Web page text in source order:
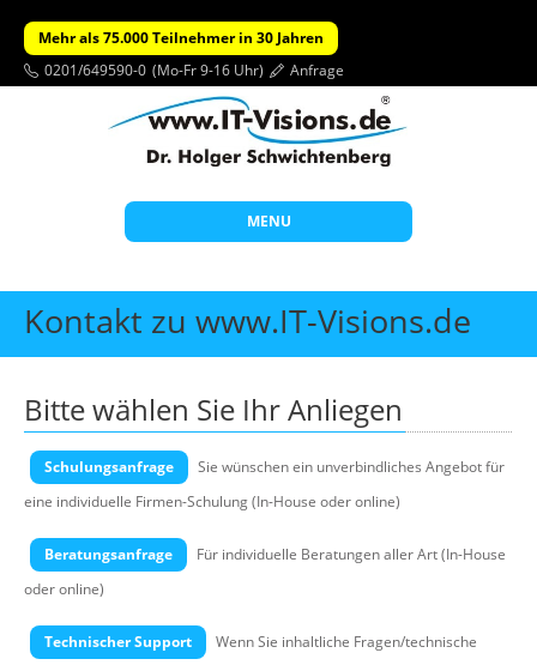
Mehr als 75.000 Teilnehmer in 30 Jahren
0201/649590-0 (Mo-Fr 9-16 Uhr) Anfrage
MENU
Start
Themen
Individuelle Schulungen
Offene Seminare
Wissen
Über uns
Kontakt zu www.IT-Visions.de
Bitte wählen Sie Ihr Anliegen
Schulungsanfrage
Sie wünschen ein unverbindliches Angebot für
eine individuelle Firmen-Schulung (In-House oder online)
Beratungsanfrage
Für individuelle Beratungen aller Art (In-House
oder online)
Technischer Support
Wenn Sie inhaltliche Fragen/technische